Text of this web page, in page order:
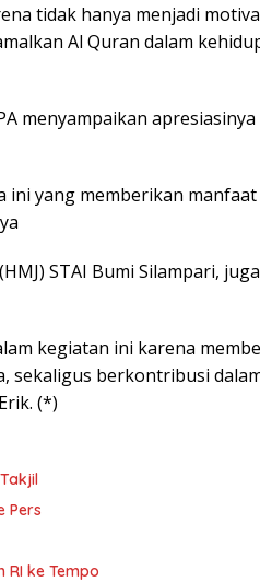
tidak hanya menjadi
Al Quran dalam
menyampaikan apresiasinya
ini yang memberikan
STAI Bumi Silampari,
kegiatan ini karena
sekaligus berkontribusi
(*)
Pers
RI ke Tempo